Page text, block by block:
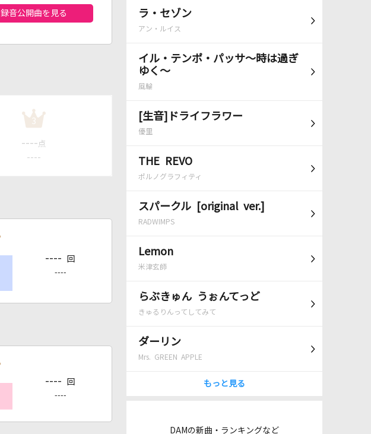
ラ・セゾン
アン・ルイス
イル・テンポ・パッサ～時は過ぎ
ゆく～
風輪
[生音]ドライフラワー
優里
THE REVO
ポルノグラフィティ
スパークル [original ver.]
RADWIMPS
Lemon
米津玄師
らぶきゅん うぉんてっど
きゅるりんってしてみて
ダーリン
Mrs. GREEN APPLE
もっと見る
DAMの新曲・ランキングなど
録音公開曲を見る
3
---- 点
----
---- 回
----
---- 回
----